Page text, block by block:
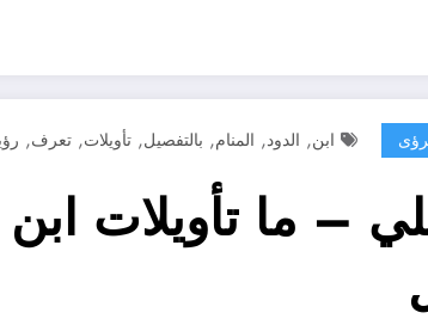
ابن, الدود, المنام, بالتفصيل, تأويلات, تعرف,
– ما تأويلات